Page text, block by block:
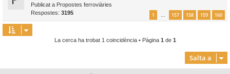
Publicat a Propostes ferroviàries
Respostes: 3195 1 … 157 158 159 160
La cerca ha trobat 1 coincidència • Pàgina 1 de 1
Salta a